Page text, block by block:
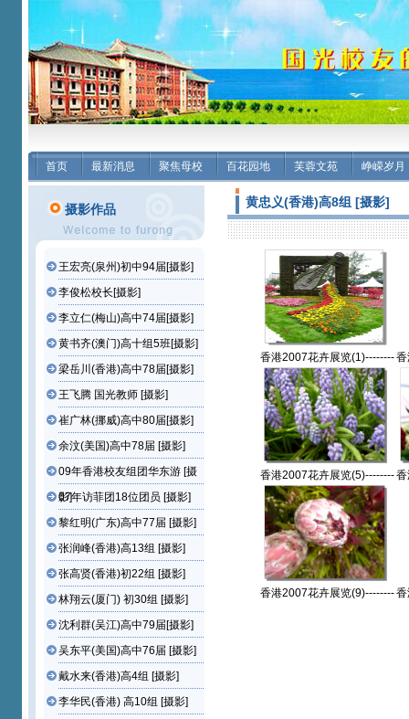
首页 最新消息 聚焦母校 百花园地 芙蓉文苑 峥嵘岁月
摄影作品
王宏亮(泉州)初中94届[摄影]
李俊松校长[摄影]
李立仁(梅山)高中74届[摄影]
黄书齐(澳门)高十组5班[摄影]
梁岳川(香港)高中78届[摄影]
王飞腾 国光教师 [摄影]
崔广林(挪威)高中80届[摄影]
余汶(美国)高中78届 [摄影]
09年香港校友组团华东游 [摄
影]
07年访菲团18位团员 [摄影]
黎红明(广东)高中77届 [摄影]
张润峰(香港)高13组 [摄影]
张高贤(香港)初22组 [摄影]
林翔云(厦门) 初30组 [摄影]
沈利群(吴江)高中79届[摄影]
吴东平(美国)高中76届 [摄影]
戴水来(香港)高4组 [摄影]
李华民(香港) 高10组 [摄影]
黄忠义(香港)高8组 [摄影]
香港2007花卉展览(1)--------
--黃忠义(香港)高8组【摄影
作品】
香港2007花卉展览(5)--------
--黃忠义(香港)高8组【摄影
作品】
香港2007花卉展览(9)--------